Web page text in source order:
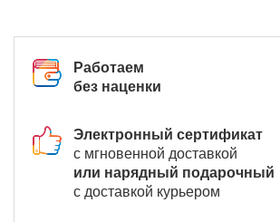
Работаем
без наценки
Электронный сертификат
с мгновенной доставкой
или нарядный подарочный
с доставкой курьером